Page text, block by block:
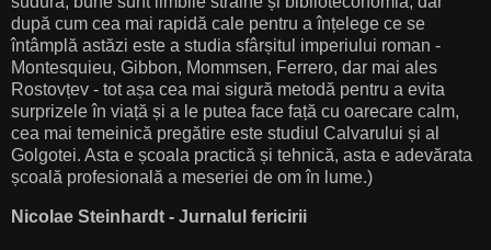
după cum cea mai rapidă cale pentru a înțelege ce se
întâmplă astăzi este a studia sfârșitul imperiului roman -
Montesquieu, Gibbon, Mommsen, Ferrero, dar mai ales
Rostovțev - tot așa cea mai sigură metodă pentru a evita
surprizele în viață și a le putea face față cu oarecare calm,
cea mai temeinică pregătire este studiul Calvarului și al
Golgotei. Asta e școala practică și tehnică, asta e adevărata
școală profesională a meseriei de om în lume.)
Nicolae Steinhardt - Jurnalul fericirii